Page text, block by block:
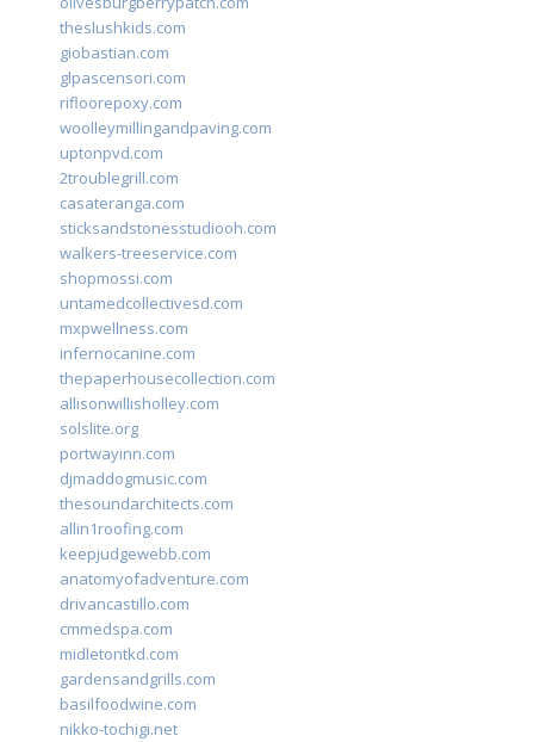
theslushkids.com
giobastian.com
glpascensori.com
rifloorepoxy.com
woolleymillingandpaving.com
uptonpvd.com
2troublegrill.com
casateranga.com
sticksandstonesstudiooh.com
walkers-treeservice.com
shopmossi.com
untamedcollectivesd.com
mxpwellness.com
infernocanine.com
thepaperhousecollection.com
allisonwillisholley.com
solslite.org
portwayinn.com
djmaddogmusic.com
thesoundarchitects.com
allin1roofing.com
keepjudgewebb.com
anatomyofadventure.com
drivancastillo.com
cmmedspa.com
midletontkd.com
gardensandgrills.com
basilfoodwine.com
nikko-tochigi.net